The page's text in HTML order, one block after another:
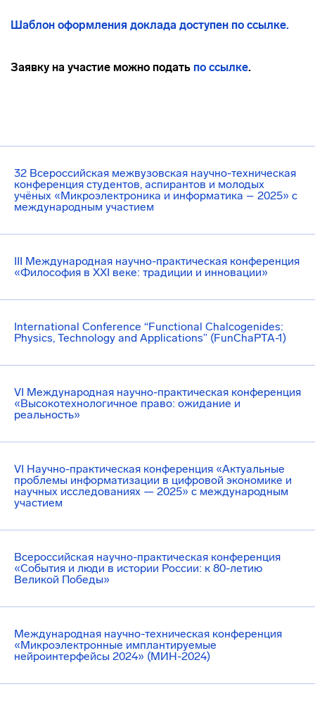
32 Всероссийская межвузовская научно-техническая
конференция студентов, аспирантов и молодых
учёных «Микроэлектроника и информатика – 2025» с
международным участием
III Международная научно-практическая конференция
«Философия в XXI веке: традиции и инновации»
International Conference “Functional Chalcogenides:
Physics, Technology and Applications” (FunChaPTA-1)
VI Международная научно-практическая конференция
«Высокотехнологичное право: ожидание и
реальность»
VI Научно-практическая конференция «Актуальные
проблемы информатизации в цифровой экономике и
научных исследованиях — 2025» с международным
участием
Всероссийская научно-практическая конференция
«События и люди в истории России: к 80-летию
Великой Победы»
Международная научно-техническая конференция
«Микроэлектронные имплантируемые
нейроинтерфейсы 2024» (МИН-2024)
Шаблон оформления доклада доступен по ссылке.
Заявку на участие можно подать по ссылке.